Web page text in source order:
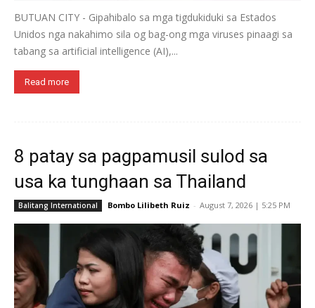
BUTUAN CITY - Gipahibalo sa mga tigdukiduki sa Estados
Unidos nga nakahimo sila og bag-ong mga viruses pinaagi sa
tabang sa artificial intelligence (AI),...
Read more
8 patay sa pagpamusil sulod sa
usa ka tunghaan sa Thailand
Balitang International Bombo Lilibeth Ruiz - August 7, 2026 | 5:25 PM